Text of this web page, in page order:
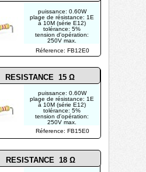
Réference: FB12E0
puissance: 0.60W
plage de résistance: 1E
à 10M (série E12)
tolérance: 5%
tension d'opération:
250V max.
puissance: 0.60W
plage de résistance: 1E
à 10M (série E12)
tolérance: 5%
tension d'opération:
250V max.
photo non contractuelle
RESISTANCE 15 Ω
RESISTANCE 18 Ω
Réference: FB15E0